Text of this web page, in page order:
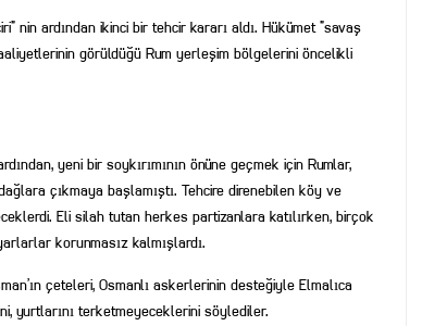
nin ardından ikinci bir tehcir kararı aldı. Hükümet ”savaş
görüldüğü Rum yerleşim bölgelerini öncelikli
yeni bir soykırımının önüne geçmek için Rumlar,
çıkmaya başlamıştı. Tehcire direnebilen köy ve
Eli silah tutan herkes partizanlara katılırken, birçok
korunmasız kalmışlardı.
çeteleri, Osmanlı askerlerinin desteğiyle Elmalıca
yurtlarını terketmeyeceklerini söylediler.